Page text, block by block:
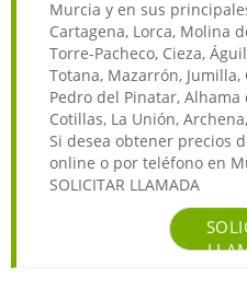
Murcia y en sus
Cartagena, Lorca, Molina
Torre-Pacheco, Cieza,
Totana, Mazarrón, Jumilla,
Pedro del Pinatar,
Cotillas, La Unión,
Si desea obtener precios
online o por teléfono en
SOLICITAR LLAMADA